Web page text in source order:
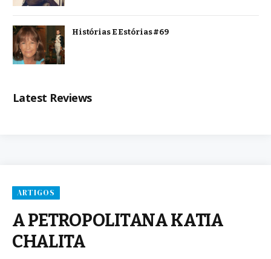
Histórias E Estórias #69
Latest Reviews
ARTIGOS
A PETROPOLITANA KATIA
CHALITA